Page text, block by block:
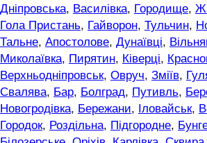
Дніпровська, Василівка, Городище,
Гола Пристань, Гайворон, Тульчин,
Тальне, Апостолове, Дунаївці,
Миколаївка, Пирятин, Ківерці,
Верхньодніпровськ, Овруч, Зміїв,
Свалява, Бар, Болград, Путивль,
Новогродівка, Бережани, Іловайськ,
Городок, Роздільна, Підгородне,